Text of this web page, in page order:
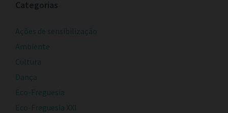
Categorias
Ações de sensibilização
Ambiente
Cultura
Dança
Eco-Freguesia
Eco-Freguesia XXI